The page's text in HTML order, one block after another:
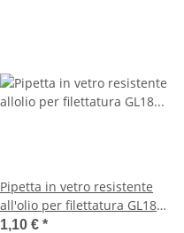
Pipetta in vetro resistente
all'olio per filettatura GL18
(per 30ml)
1,10 € *